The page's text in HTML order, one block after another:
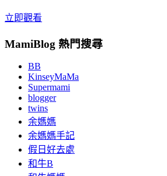
立即觀看
MamiBlog 熱門搜尋
BB
KinseyMaMa
Supermami
blogger
twins
余媽媽
余媽媽手記
假日好去處
和牛B